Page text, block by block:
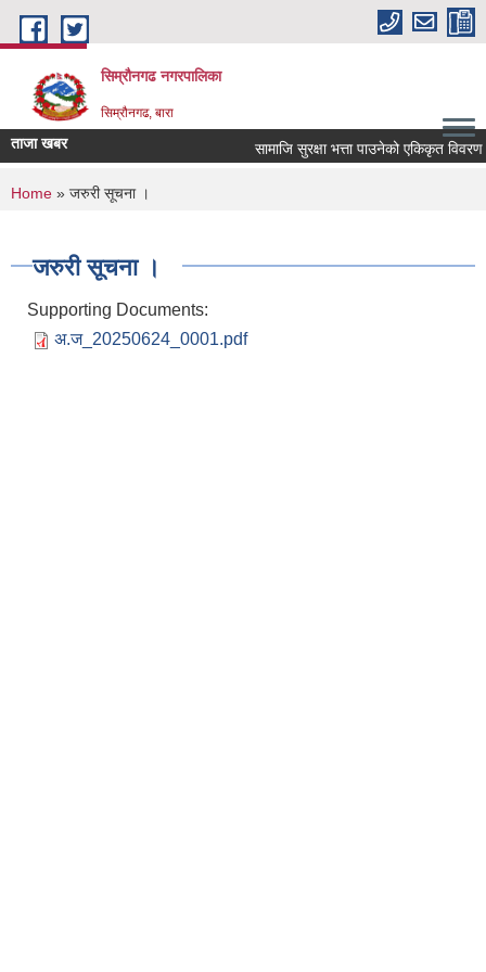
Skip to main content
सिम्रौनगढ नगरपालिका
सिम्रौनगढ, बारा
ताजा खबर सामाजि सुरक्षा भत्ता पाउनेको एकिकृत विवरण
You are here
Home » जरुरी सूचना ।
जरुरी सूचना ।
Supporting Documents:
अ.ज_20250624_0001.pdf